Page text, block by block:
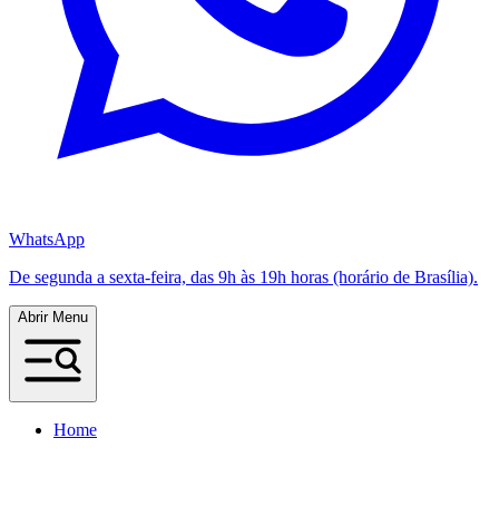
WhatsApp
De segunda a sexta-feira, das 9h às 19h horas (horário de Brasília).
Abrir Menu
Home